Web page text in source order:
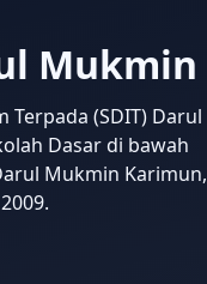
Mukmin
Terpada (SDIT) Darul
Dasar di bawah
Mukmin Karimun,